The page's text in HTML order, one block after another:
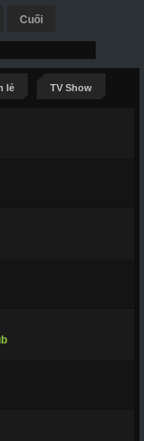
Cuối
lẻ TV Show